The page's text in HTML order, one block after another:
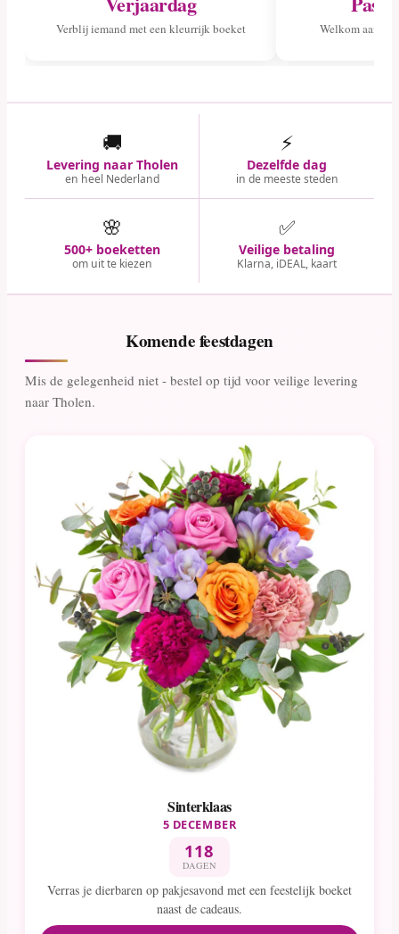
Verblij iemand met een kleurrijk boeket Welkom aan
🚚
Levering naar Tholen
en heel Nederland
⚡
Dezelfde dag
in de meeste steden
🌸
500+ boeketten
om uit te kiezen
✅
Veilige betaling
Klarna, iDEAL, kaart
Komende feestdagen
Mis de gelegenheid niet - bestel op tijd voor veilige levering
naar Tholen.
Sinterklaas
5 DECEMBER
118
DAGEN
Verras je dierbaren op pakjesavond met een feestelijk boeket
naast de cadeaus.